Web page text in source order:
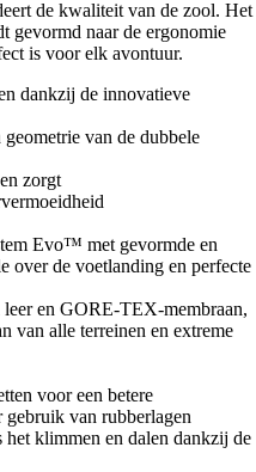
de kwaliteit van de zool. Het
gevormd naar de ergonomie
is voor elk avontuur.
dankzij de innovatieve
van de dubbele
zorgt
Evo™ met gevormde en
over de voetlanding en perfecte
en GORE-TEX-membraan,
van alle terreinen en extreme
voor een betere
van rubberlagen
klimmen en dalen dankzij de